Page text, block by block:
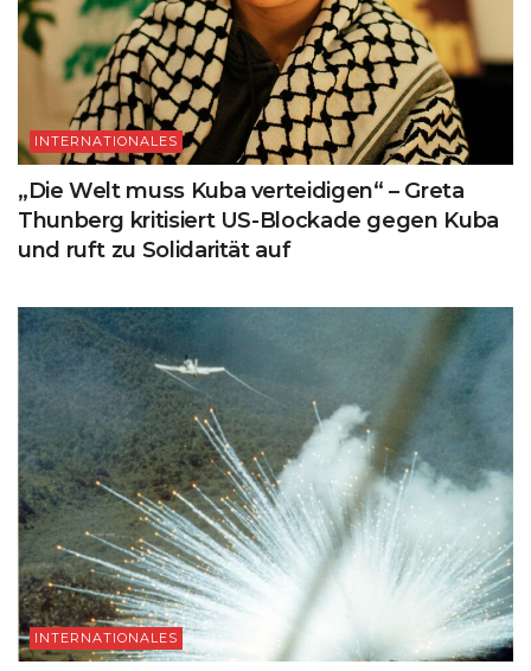
INTERNATIONALES
„Die Welt muss Kuba verteidigen“ – Greta
Thunberg kritisiert US-Blockade gegen Kuba
und ruft zu Solidarität auf
INTERNATIONALES